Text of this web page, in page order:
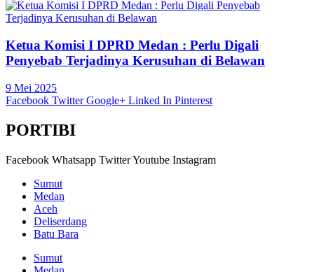
Ketua Komisi I DPRD Medan : Perlu Digali
Penyebab Terjadinya Kerusuhan di Belawan
9 Mei 2025
Facebook Twitter Google+ Linked In Pinterest
PORTIBI
Facebook Whatsapp TwitterYoutube Instagram
Sumut
Medan
Aceh
Deliserdang
Batu Bara
Sumut